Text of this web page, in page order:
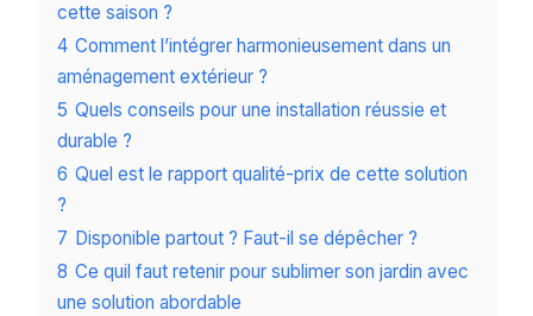
cette saison ?
4 Comment l’intégrer harmonieusement dans un
aménagement extérieur ?
5 Quels conseils pour une installation réussie et
durable ?
6 Quel est le rapport qualité-prix de cette solution
?
7 Disponible partout ? Faut-il se dépêcher ?
8 Ce quil faut retenir pour sublimer son jardin avec
une solution abordable